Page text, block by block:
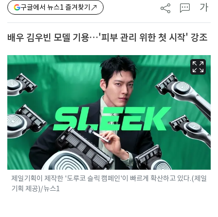
구글에서 뉴스1 즐겨찾기 가
배우 김우빈 모델 기용…'피부 관리 위한 첫 시작' 강조
제일기획이 제작한 '도루코 슬릭 캠페인'이 빠르게 확산하고 있다.(제일
기획 제공)/뉴스1